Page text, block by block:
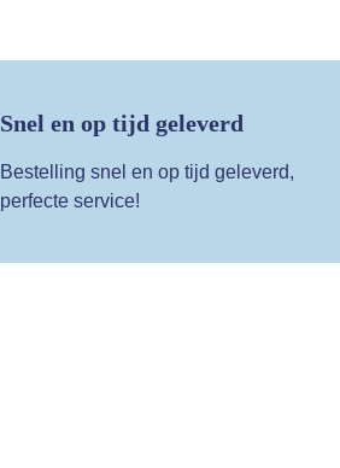
Snel en op tijd geleverd
Bestelling snel en op tijd geleverd,
perfecte service!